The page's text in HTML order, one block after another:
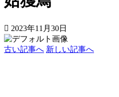
2023年11月30日
古い記事へ 新しい記事へ